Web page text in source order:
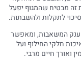
זה מבטיח שהמגוף יפעל
לתקלות ולהשבתות.
ענק המשאבות, ומאפשר
חלקי החילוף ועל
ואורך חיים מרבי.